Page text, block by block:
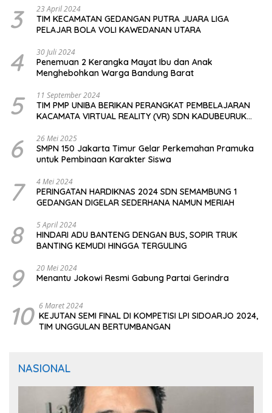
3 23 April 2024
TIM KECAMATAN GEDANGAN PUTRA JUARA LIGA
PELAJAR BOLA VOLI KAWEDANAN UTARA
4 30 Juli 2024
Penemuan 2 Kerangka Mayat Ibu dan Anak
Menghebohkan Warga Bandung Barat
5 11 September 2024
TIM PMP UNIBA BERIKAN PERANGKAT PEMBELAJARAN
KACAMATA VIRTUAL REALITY (VR) SDN KADUBEURUK
6 26 Mei 2025
SMPN 150 Jakarta Timur Gelar Perkemahan Pramuka
untuk Pembinaan Karakter Siswa
7 4 Mei 2024
PERINGATAN HARDIKNAS 2024 SDN SEMAMBUNG 1
GEDANGAN DIGELAR SEDERHANA NAMUN MERIAH
8 5 April 2024
HINDARI ADU BANTENG DENGAN BUS, SOPIR TRUK
BANTING KEMUDI HINGGA TERGULING
9 20 Mei 2024
Menantu Jokowi Resmi Gabung Partai Gerindra
10 6 Maret 2024
KEJUTAN SEMI FINAL DI KOMPETISI LPI SIDOARJO 2024,
TIM UNGGULAN BERTUMBANGAN
NASIONAL